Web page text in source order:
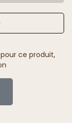
ce produit,